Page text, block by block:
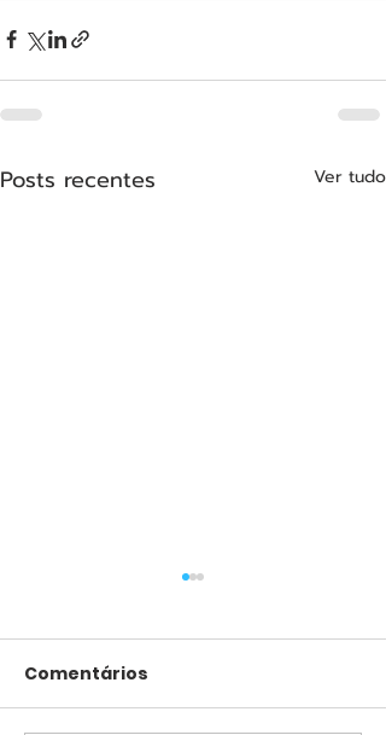
Posts recentes Ver tudo
Comentários